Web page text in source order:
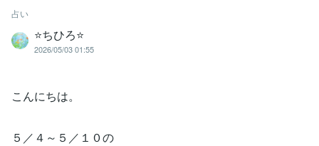
占い
⭐️ちひろ⭐️
2026/05/03 01:55
こんにちは。
５／４～５／１０の